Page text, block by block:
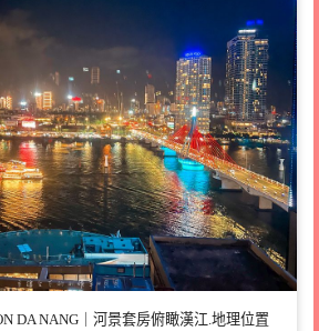
DA NANG｜河景套房俯瞰漢江.地理位置